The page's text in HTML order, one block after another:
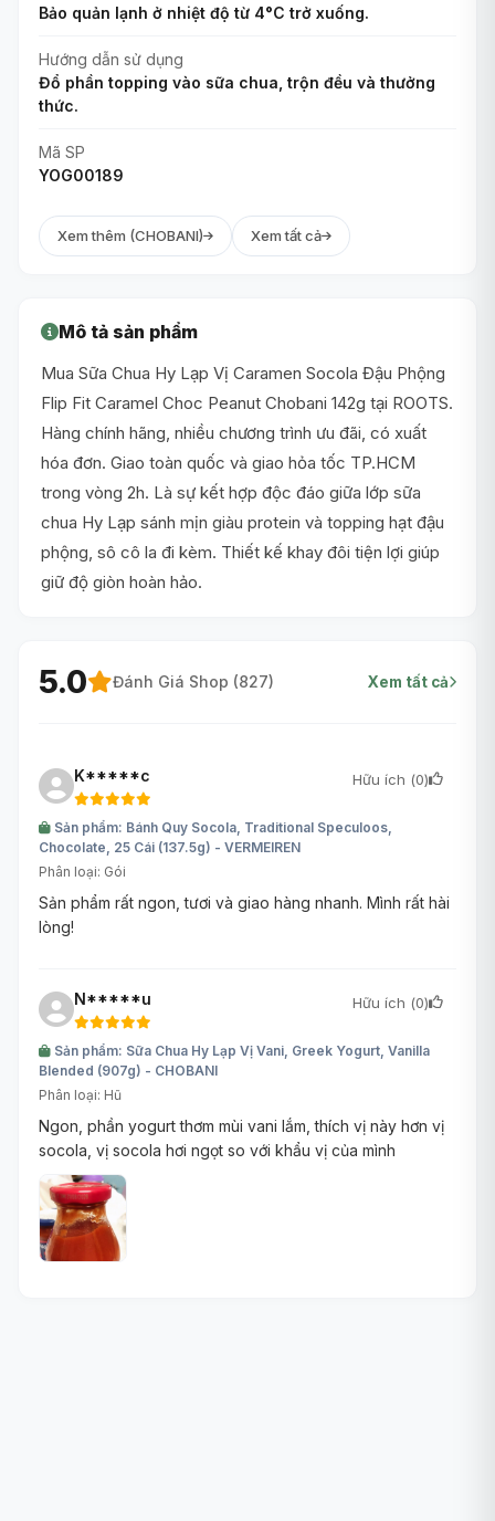
Bảo quản lạnh ở nhiệt độ từ 4°C trở xuống.
Hướng dẫn sử dụng
Đổ phần topping vào sữa chua, trộn đều và thưởng
thức.
Mã SP
YOG00189
Xem thêm (CHOBANI) Xem tất cả
Mô tả sản phẩm
Mua Sữa Chua Hy Lạp Vị Caramen Socola Đậu Phộng
Flip Fit Caramel Choc Peanut Chobani 142g tại ROOTS.
Hàng chính hãng, nhiều chương trình ưu đãi, có xuất
hóa đơn. Giao toàn quốc và giao hỏa tốc TP.HCM
trong vòng 2h. Là sự kết hợp độc đáo giữa lớp sữa
chua Hy Lạp sánh mịn giàu protein và topping hạt đậu
phộng, sô cô la đi kèm. Thiết kế khay đôi tiện lợi giúp
giữ độ giòn hoàn hảo.
5.0 Đánh Giá Shop (827) Xem tất cả
K*****c Hữu ích (0)
Sản phẩm: Bánh Quy Socola, Traditional Speculoos,
Chocolate, 25 Cái (137.5g) - VERMEIREN
Phân loại: Gói
Sản phẩm rất ngon, tươi và giao hàng nhanh. Mình rất hài
lòng!
N*****u Hữu ích (0)
Sản phẩm: Sữa Chua Hy Lạp Vị Vani, Greek Yogurt, Vanilla
Blended (907g) - CHOBANI
Phân loại: Hũ
Ngon, phần yogurt thơm mùi vani lắm, thích vị này hơn vị
socola, vị socola hơi ngọt so với khẩu vị của mình